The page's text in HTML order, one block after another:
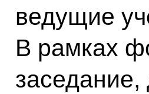
ведущие
В рамках
заседание,